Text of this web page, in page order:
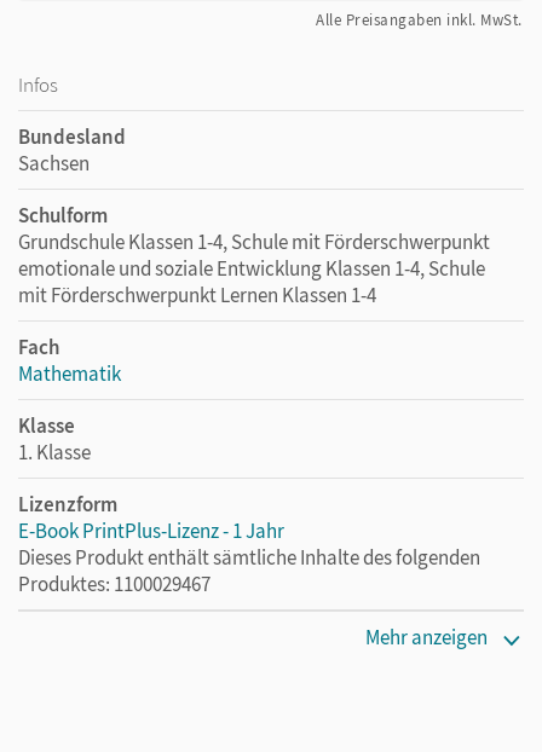
Alle Preisangaben inkl. MwSt.
Infos
Bundesland
Sachsen
Schulform
Grundschule Klassen 1-4, Schule mit Förderschwerpunkt
emotionale und soziale Entwicklung Klassen 1-4, Schule
mit Förderschwerpunkt Lernen Klassen 1-4
Fach
Mathematik
Klasse
1. Klasse
Lizenzform
E-Book PrintPlus-Lizenz - 1 Jahr
Dieses Produkt enthält sämtliche Inhalte des folgenden
Produktes: 1100029467
Mehr anzeigen